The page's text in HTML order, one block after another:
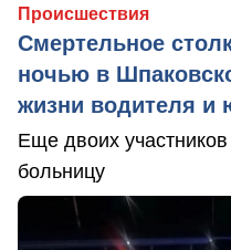
Происшествия
Смертельное
ночью в
жизни водителя и
Еще двоих
больницу